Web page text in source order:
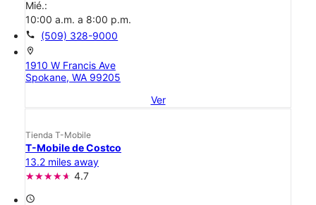
Mié.:
10:00 a.m. a 8:00 p.m.
call (509) 328-9000
location_on
1910 W Francis Ave
Spokane, WA 99205
Ver
Tienda T-Mobile
T-Mobile de Costco
13.2 miles away
4.7
access_time